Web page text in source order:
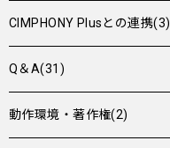
CIMPHONY Plusとの連携(3)
Q＆A(31)
動作環境・著作権(2)